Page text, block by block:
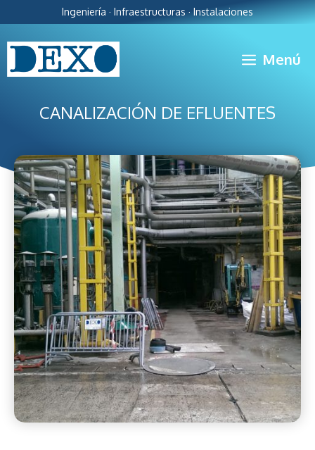
Ingeniería · Infraestructuras · Instalaciones
Menú
CANALIZACIÓN DE EFLUENTES